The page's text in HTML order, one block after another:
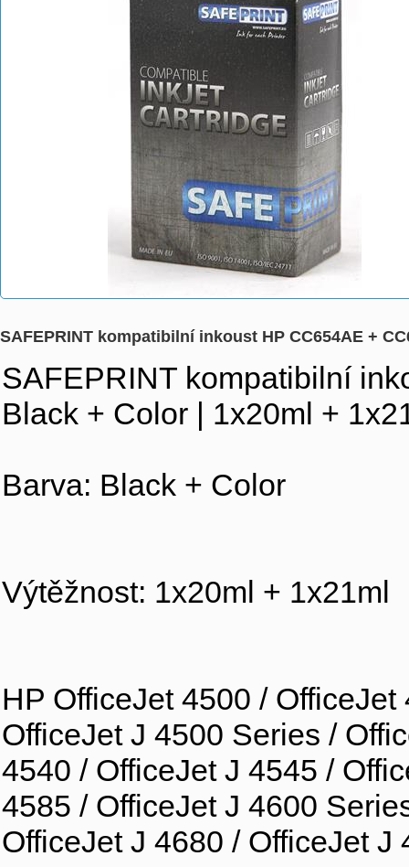
SAFEPRINT kompatibilní inkoust HP CC654AE +
SAFEPRINT kompatibilní
Black + Color | 1x20ml +
Barva: Black + Color
Výtěžnost: 1x20ml + 1x21ml
HP OfficeJet 4500 /
OfficeJet J 4500 Series /
4540 / OfficeJet J 4545 /
4585 / OfficeJet J 4600
OfficeJet J 4680 / OfficeJet J